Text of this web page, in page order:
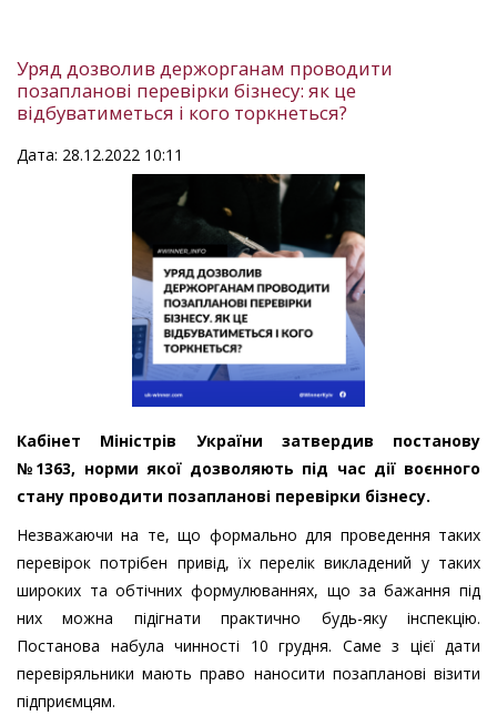
Уряд дозволив держорганам проводити
позапланові перевірки бізнесу: як це
відбуватиметься і кого торкнеться?
Дата: 28.12.2022 10:11
Кабінет Міністрів України затвердив постанову
№1363, норми якої дозволяють під час дії воєнного
стану проводити позапланові перевірки бізнесу.
Незважаючи на те, що формально для проведення таких
перевірок потрібен привід, їх перелік викладений у таких
широких та обтічних формулюваннях, що за бажання під
них можна підігнати практично будь-яку інспекцію.
Постанова набула чинності 10 грудня. Саме з цієї дати
перевіряльники мають право наносити позапланові візити
підприємцям.